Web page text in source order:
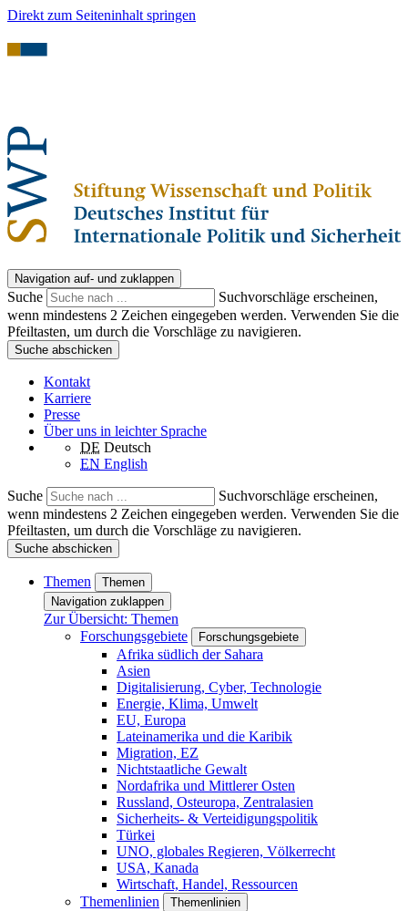
Direkt zum Seiteninhalt springen
Navigation auf- und zuklappen
Suche
Suchvorschläge erscheinen,
wenn mindestens 2 Zeichen eingegeben werden. Verwenden Sie die
Pfeiltasten, um durch die Vorschläge zu navigieren.
Suche abschicken
Kontakt
Karriere
Presse
Über uns in leichter Sprache
DE Deutsch
EN English
Suche
Suchvorschläge erscheinen,
wenn mindestens 2 Zeichen eingegeben werden. Verwenden Sie die
Pfeiltasten, um durch die Vorschläge zu navigieren.
Suche abschicken
Themen
Themen
Navigation zuklappen
Zur Übersicht: Themen
Forschungsgebiete
Forschungsgebiete
Afrika südlich der Sahara
Asien
Digitalisierung, Cyber, Technologie
Energie, Klima, Umwelt
EU, Europa
Lateinamerika und die Karibik
Migration, EZ
Nichtstaatliche Gewalt
Nordafrika und Mittlerer Osten
Russland, Osteuropa, Zentralasien
Sicherheits- & Verteidigungspolitik
Türkei
UNO, globales Regieren, Völkerrecht
USA, Kanada
Wirtschaft, Handel, Ressourcen
Themenlinien
Themenlinien